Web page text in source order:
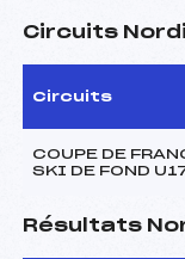
Circuits
Circuits
COUPE DE
SKI DE FOND
Résultats